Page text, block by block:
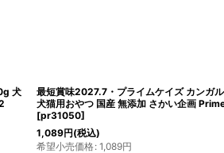
カンガルービッツ 40g
画 Prime KS pr31050
最短賞味2027.7・プラ
ク 90g 犬猫用おやつ
希望小売価格